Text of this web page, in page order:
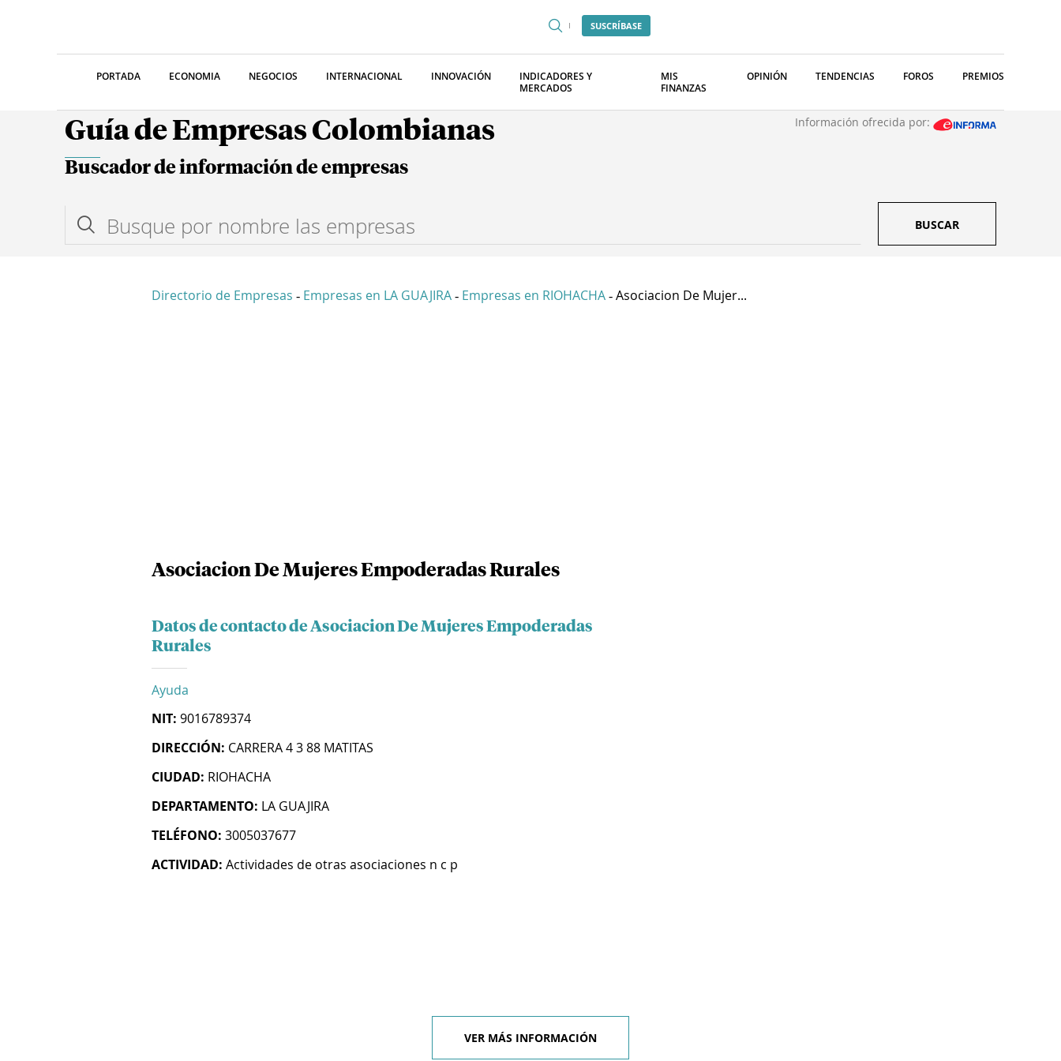
SUSCRÍBASE
PORTADA ECONOMIA NEGOCIOS INTERNACIONAL INNOVACIÓN
INDICADORES Y
MERCADOS
MIS
FINANZAS
OPINIÓN TENDENCIAS FOROS PREMIOS
Guía de Empresas Colombianas Información ofrecida por:
Buscador de información de empresas
BUSCAR
Directorio de Empresas - Empresas en LA GUAJIRA - Empresas en RIOHACHA - Asociacion De Mujer...
Asociacion De Mujeres Empoderadas Rurales
Datos de contacto de Asociacion De Mujeres Empoderadas
Rurales
Ayuda
NIT: 9016789374
DIRECCIÓN: CARRERA 4 3 88 MATITAS
CIUDAD: RIOHACHA
DEPARTAMENTO: LA GUAJIRA
TELÉFONO: 3005037677
ACTIVIDAD: Actividades de otras asociaciones n c p
VER MÁS INFORMACIÓN